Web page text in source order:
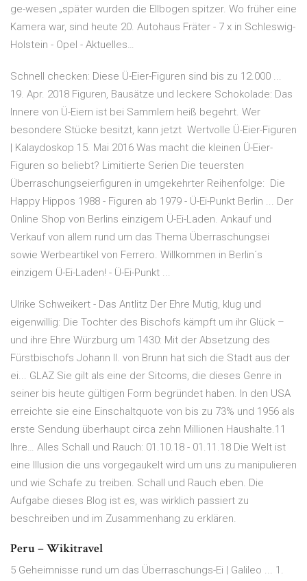
ge-wesen „später wurden die Ellbogen spitzer. Wo früher eine
Kamera war, sind heute 20. Autohaus Fräter - 7 x in Schleswig-
Holstein - Opel - Aktuelles…
Schnell checken: Diese Ü-Eier-Figuren sind bis zu 12.000 ...
19. Apr. 2018 Figuren, Bausätze und leckere Schokolade: Das
Innere von Ü-Eiern ist bei Sammlern heiß begehrt. Wer
besondere Stücke besitzt, kann jetzt Wertvolle Ü-Eier-Figuren
| Kalaydoskop 15. Mai 2016 Was macht die kleinen Ü-Eier-
Figuren so beliebt? Limitierte Serien Die teuersten
Überraschungseierfiguren in umgekehrter Reihenfolge: Die
Happy Hippos 1988 - Figuren ab 1979 - Ü-Ei-Punkt Berlin ... Der
Online Shop von Berlins einzigem Ü-Ei-Laden. Ankauf und
Verkauf von allem rund um das Thema Überraschungsei
sowie Werbeartikel von Ferrero. Willkommen in Berlin´s
einzigem Ü-Ei-Laden! - Ü-Ei-Punkt ...
Ulrike Schweikert - Das Antlitz Der Ehre Mutig, klug und
eigenwillig: Die Tochter des Bischofs kämpft um ihr Glück –
und ihre Ehre Würzburg um 1430: Mit der Absetzung des
Fürstbischofs Johann II. von Brunn hat sich die Stadt aus der
ei... GLAZ Sie gilt als eine der Sitcoms, die dieses Genre in
seiner bis heute gültigen Form begründet haben. In den USA
erreichte sie eine Einschaltquote von bis zu 73% und 1956 als
erste Sendung überhaupt circa zehn Millionen Haushalte.11
Ihre… Alles Schall und Rauch: 01.10.18 - 01.11.18 Die Welt ist
eine Illusion die uns vorgegaukelt wird um uns zu manipulieren
und wie Schafe zu treiben. Schall und Rauch eben. Die
Aufgabe dieses Blog ist es, was wirklich passiert zu
beschreiben und im Zusammenhang zu erklären.
Peru – Wikitravel
5 Geheimnisse rund um das Überraschungs-Ei | Galileo ... 1.